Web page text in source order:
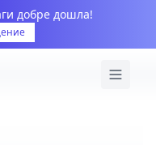
добре дошла!